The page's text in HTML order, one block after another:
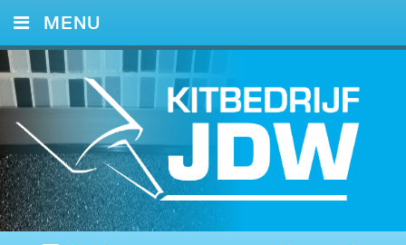
MENU
HOME
KITWERK
FOTO’S
REFERENTIES
CONTACT